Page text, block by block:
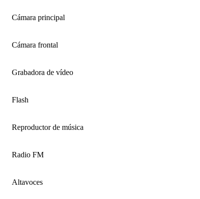
Cámara principal
Cámara frontal
Grabadora de vídeo
Flash
Reproductor de música
Radio FM
Altavoces